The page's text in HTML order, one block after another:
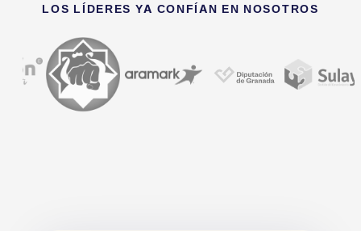
LOS LÍDERES YA CONFÍAN EN NOSOTROS